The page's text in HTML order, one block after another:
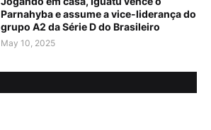
Parnahyba e assume a vice-liderança do
grupo A2 da Série D do Brasileiro
May 10, 2025